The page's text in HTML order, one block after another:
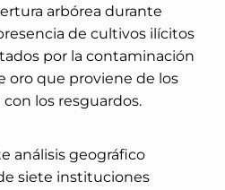
arbórea durante
de cultivos ilícitos
por la contaminación
oro que proviene de los
los resguardos.
análisis geográfico
siete instituciones